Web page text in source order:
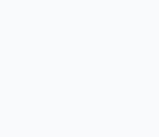
quando e onde
Gran com